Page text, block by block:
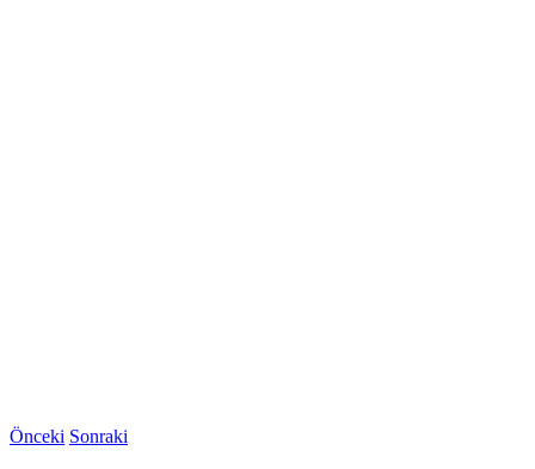
Önceki Sonraki